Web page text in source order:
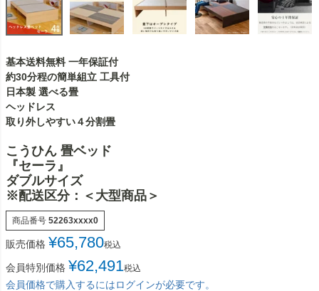
基本送料無料 一年保証付
約30分程の簡単組立 工具付
日本製 選べる畳
ヘッドレス
取り外しやすい４分割畳
こうひん 畳ベッド
『セーラ』
ダブルサイズ
※配送区分：＜大型商品＞
商品番号 52263xxxx0
販売価格 ¥65,780税込
会員特別価格 ¥62,491税込
会員価格で購入するにはログインが必要です。